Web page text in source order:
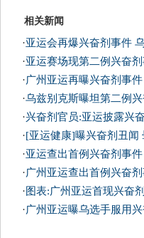
相关新闻
·亚运会再爆兴奋剂事件
·亚运赛场现第二例兴奋
·广州亚运再曝兴奋剂事
·乌兹别克斯曝坦第二例
·兴奋剂官员:亚运披露兴
·[亚运健康]曝兴奋剂丑闻
·亚运查出首例兴奋剂事
·广州亚运查出首例兴奋
· 图表:广州亚运首现兴奋
·广州亚运曝乌选手服用